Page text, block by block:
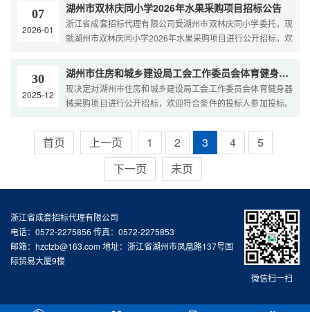
07
2026-01
湖州市双林庆同小学2026年水果采购项目招标公告
浙江省成套招标代理有限公司受湖州市双林庆同小学委托，现
就湖州市双林庆同小学2026年水果采购项目进行公开招标，欢
30
2025-12
湖州市住房和城乡建设局工会工作委员会体育健身器械采购项目招标公告
现决定对湖州市住房和城乡建设局工会工作委员会体育健身器
械采购项目进行公开招标，欢迎符合条件的投标人参加投标。
首页 上一页 1 2 3 4
5
下一页
末页
微信扫一扫
浙江省成套招标代理有限公司
电话：0572-2275856 传真：0572-2275853
邮箱：hzctzb@163.com 地址：浙江省湖州市凤凰路137号国
际贸易大厦9楼